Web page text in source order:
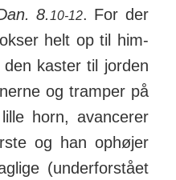
8. 10-12. For der
helt op til him­
kaster til jorden
og tramper på
horn, avan­cerer
og han op­højer
(under­for­stået